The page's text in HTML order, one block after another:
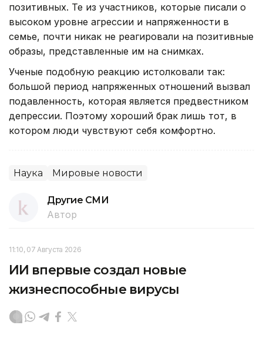
позитивных. Те из участников, которые писали о
высоком уровне агрессии и напряженности в
семье, почти никак не реагировали на позитивные
образы, представленные им на снимках.
Ученые подобную реакцию истолковали так:
большой период напряженных отношений вызвал
подавленность, которая является предвестником
депрессии. Поэтому хороший брак лишь тот, в
котором люди чувствуют себя комфортно.
Наука Мировые новости
Другие СМИ
Автор
11:10, 07 Августа 2026
ИИ впервые создал новые
жизнеспособные вирусы